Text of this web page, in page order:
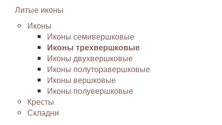
Литые иконы
Иконы
Иконы семивершковые
Иконы трехвершковые
Иконы двухвершковые
Иконы полуторавершковые
Иконы вершковые
Иконы полувершковые
Кресты
Складни